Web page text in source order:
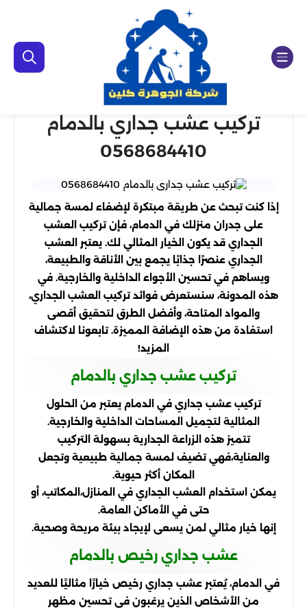
تركيب عشب جداري بالدمام
0568684410
إذا كنت تبحث عن طريقة مبتكرة لإضفاء لمسة جمالية
على جدران منزلك في الدمام، فإن تركيب العشب
الجداري قد يكون الخيار المثالي لك. يعتبر العشب
الجداري عنصرًا جذابًا يجمع بين الأناقة والطبيعة،
ويساهم في تحسين الأجواء الداخلية والخارجية. في
هذه المدونة، سنستعرض فوائد تركيب العشب الجداري،
والمواد المتاحة، وأفضل الطرق لتحقيق أقصى
استفادة من هذه الإضافة المميزة. تابعونا لاكتشاف
المزيد!
تركيب عشب جداري بالدمام
تركيب عشب جداري في الدمام يعتبر من الحلول
المثالية لتجميل المساحات الداخلية والخارجية.
تتميز هذه الزراعة الجدارية بسهولة التركيب
والعناية،فهي تضيف لمسة جمالية طبيعية وتجعل
المكان أكثر حيوية.
يمكن استخدام العشب الجداري في المنازل، المكاتب، أو
حتى في الأماكن العامة.
إنها خيار مثالي لمن يسعى لإيجاد بيئة مريحة وصحية.
عشب جداري رخيص بالدمام
في الدمام، يُعتبر عشب جداري رخيص خيارًا مثاليًا للعديد
من الأشخاص الذين يرغبون في تحسين مظهر